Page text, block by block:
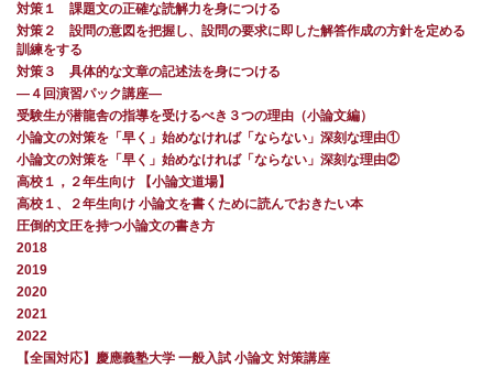
対策１ 課題文の正確な読解力を身につける
対策２ 設問の意図を把握し、設問の要求に即した解答作成の方針を定める
訓練をする
対策３ 具体的な文章の記述法を身につける
―４回演習パック講座―
受験生が潜龍舎の指導を受けるべき３つの理由（小論文編）
小論文の対策を「早く」始めなければ「ならない」深刻な理由①
小論文の対策を「早く」始めなければ「ならない」深刻な理由②
高校１，２年生向け 【小論文道場】
高校１、２年生向け 小論文を書くために読んでおきたい本
圧倒的文圧を持つ小論文の書き方
2018
2019
2020
2021
2022
【全国対応】慶應義塾大学 一般入試 小論文 対策講座